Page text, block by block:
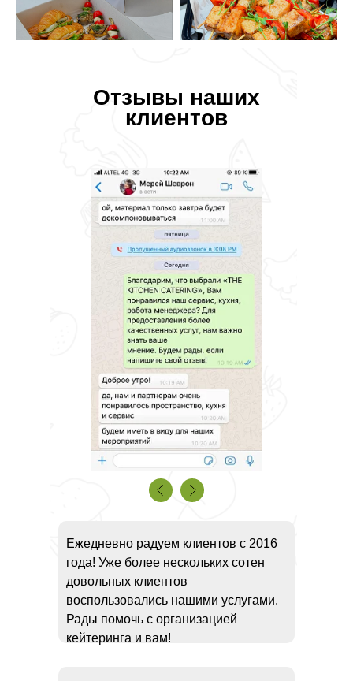
Отзывы наших
клиентов
Ежедневно радуем клиентов с 2016
года! Уже более нескольких сотен
довольных клиентов
воспользовались нашими услугами.
Рады помочь с организацией
кейтеринга и вам!